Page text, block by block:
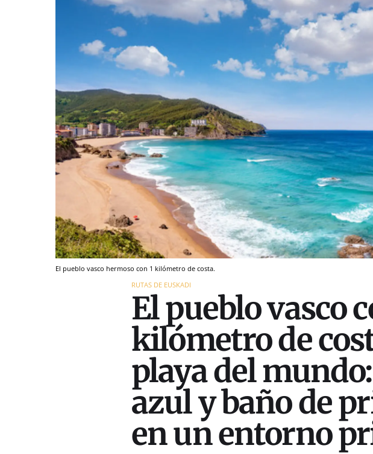
El pueblo vasco hermoso con 1 kilómetro de costa.
RUTAS DE EUSKADI
El pueblo vasco
kilómetro de
playa del
azul y baño de
en un entorno